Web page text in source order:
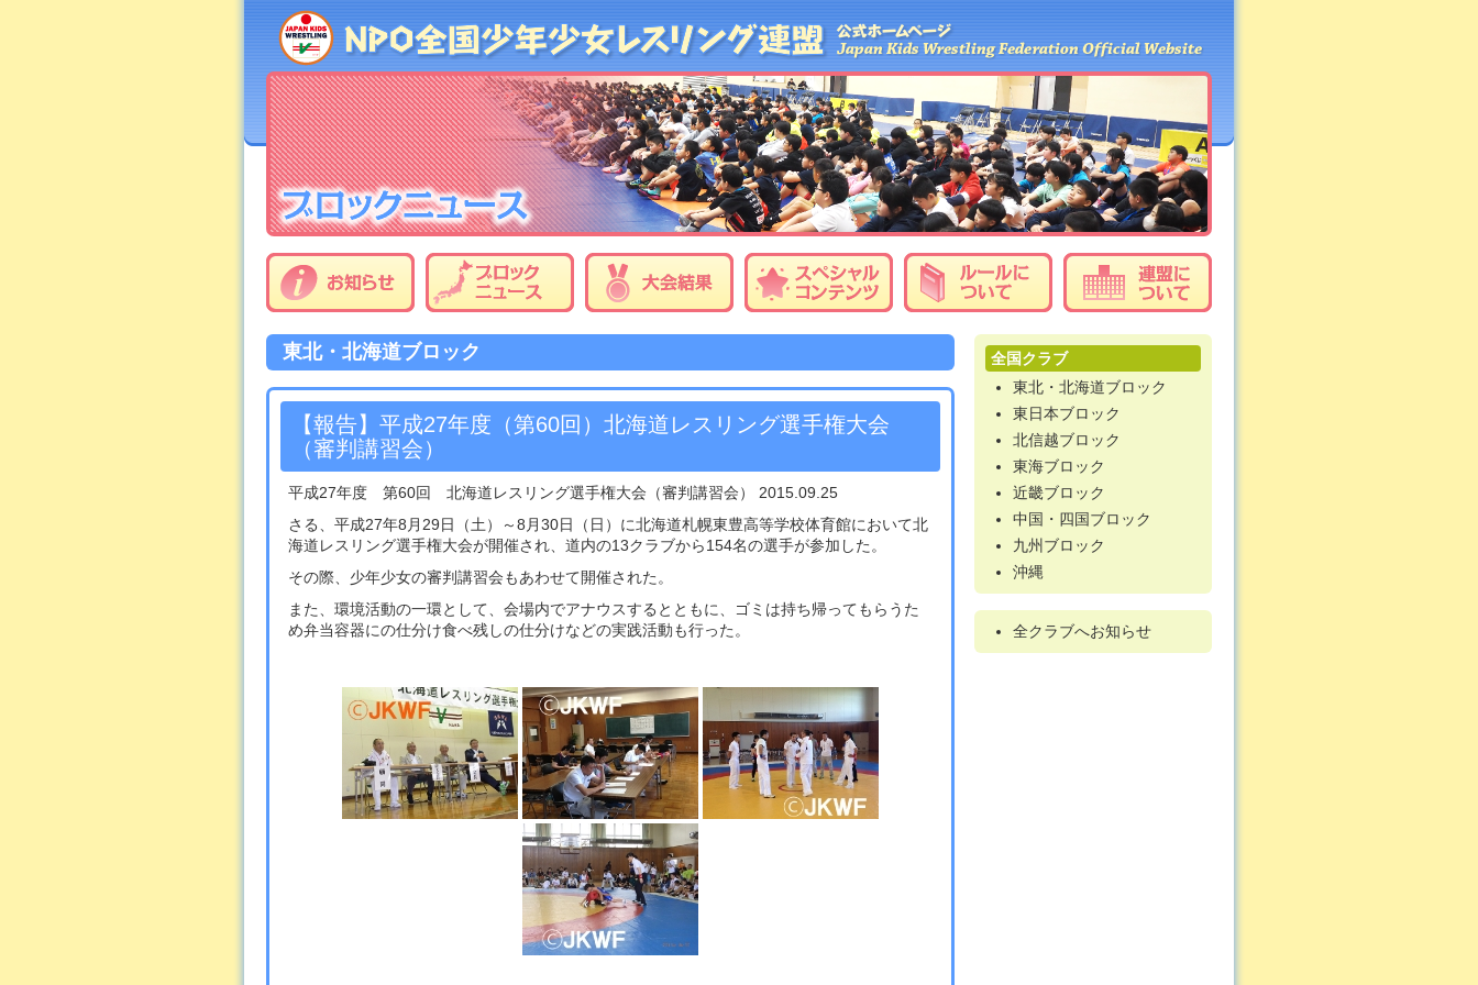
東北・北海道ブロック
【報告】平成27年度（第60回）北海道レスリング選手権大会
（審判講習会）
平成27年度 第60回 北海道レスリング選手権大会（審判講習会） 2015.09.25
さる、平成27年8月29日（土）～8月30日（日）に北海道札幌東豊高等学校体育館において北
海道レスリング選手権大会が開催され、道内の13クラブから154名の選手が参加した。
その際、少年少女の審判講習会もあわせて開催された。
また、環境活動の一環として、会場内でアナウスするとともに、ゴミは持ち帰ってもらうた
め弁当容器にの仕分け食べ残しの仕分けなどの実践活動も行った。
全国クラブ
東北・北海道ブロック
東日本ブロック
北信越ブロック
東海ブロック
近畿ブロック
中国・四国ブロック
九州ブロック
沖縄
全クラブへお知らせ